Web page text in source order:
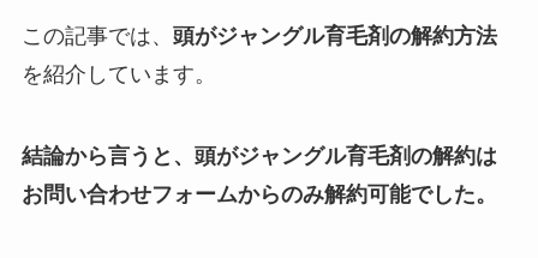
この記事では、 頭がジャングル育毛剤の解約方法
を紹介しています。
結論から言うと、頭がジャングル育毛剤の解約は
お問い合わせフォームからのみ解約可能でした。